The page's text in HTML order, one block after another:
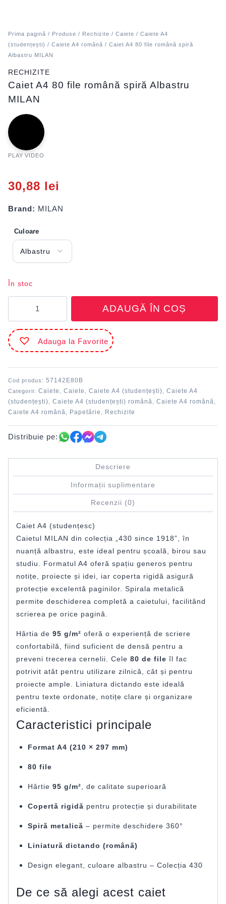
Prima pagină / Produse / Rechizite / Caiete / Caiete A4
(studențești) / Caiete A4 română / Caiet A4 80 file română spiră
Albastru MILAN
RECHIZITE
Caiet A4 80 file română spiră Albastru
MILAN
PLAY VIDEO
30,88 lei
Brand: MILAN
Culoare
În stoc
A4
80
file
română
MILAN
ADAUGĂ ÎN COȘ
Adauga la Favorite
Cod produs: 57142E80B
Categorii: Caiete Caiete Caiete A4 (studențești)
Caiete A4
(studențești)
Caiete A4 (studențești) română Caiete A4 română
Caiete A4 română Papetărie Rechizite
Distribuie pe:
Descriere
Informații suplimentare
Recenzii (0)
Caiet A4 (studențesc)
Caietul MILAN din colecția „430 since 1918”, în
nuanță albastru, este ideal pentru școală, birou sau
studiu. Formatul A4 oferă spațiu generos pentru
notițe, proiecte și idei, iar coperta rigidă asigură
protecție excelentă paginilor. Spirala metalică
permite deschiderea completă a caietului, facilitând
scrierea pe orice pagină.
Hârtia de 95 g/m² oferă o experiență de scriere
confortabilă, fiind suficient de densă pentru a
preveni trecerea cernelii. Cele 80 de file îl fac
potrivit atât pentru utilizare zilnică, cât și pentru
proiecte ample. Liniatura dictando este ideală
pentru texte ordonate, notițe clare și organizare
eficientă.
Caracteristici principale
Format A4 (210 × 297 mm)
80 file
Hârtie 95 g/m² , de calitate superioară
Copertă rigidă pentru protecție și durabilitate
Spiră metalică – permite deschidere 360°
Liniatură dictando (română)
Design elegant, culoare albastru – Colecția 430
De ce să alegi acest caiet